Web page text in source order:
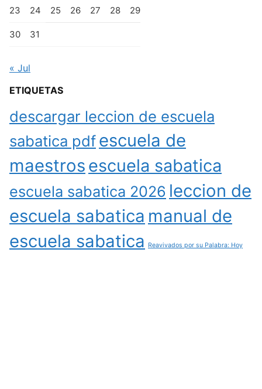
23 24 25 26 27 28 29
30 31
« Jul
ETIQUETAS
descargar leccion de escuela
sabatica pdfescuela de
maestros escuela sabatica
escuela sabatica 2026 leccion de
escuela sabatica manual de
escuela sabatica
Reavivados por su Palabra: Hoy